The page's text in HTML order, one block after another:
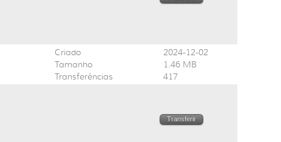
Criado
Tamanho
Transferências
2024-12-02
1.46 MB
417
Transferir